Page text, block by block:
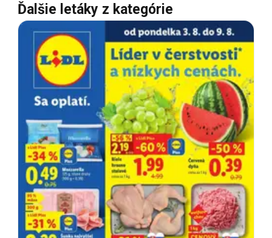
Ďalšie letáky z kategórie